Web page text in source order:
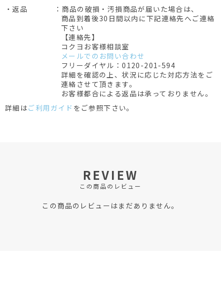
・返品
：商品の破損・汚損商品が届いた場合は、
商品到着後30日間以内に下記連絡先へご連絡
下さい
【連絡先】
コクヨお客様相談室
メールでのお問い合わせ
フリーダイヤル：0120-201-594
詳細を確認の上、状況に応じた対応方法をご
連絡させて頂きます。
お客様都合による返品は承っておりません。
詳細はご利用ガイド をご参照下さい。
REVIEW
この商品のレビュー
この商品のレビューはまだありません。